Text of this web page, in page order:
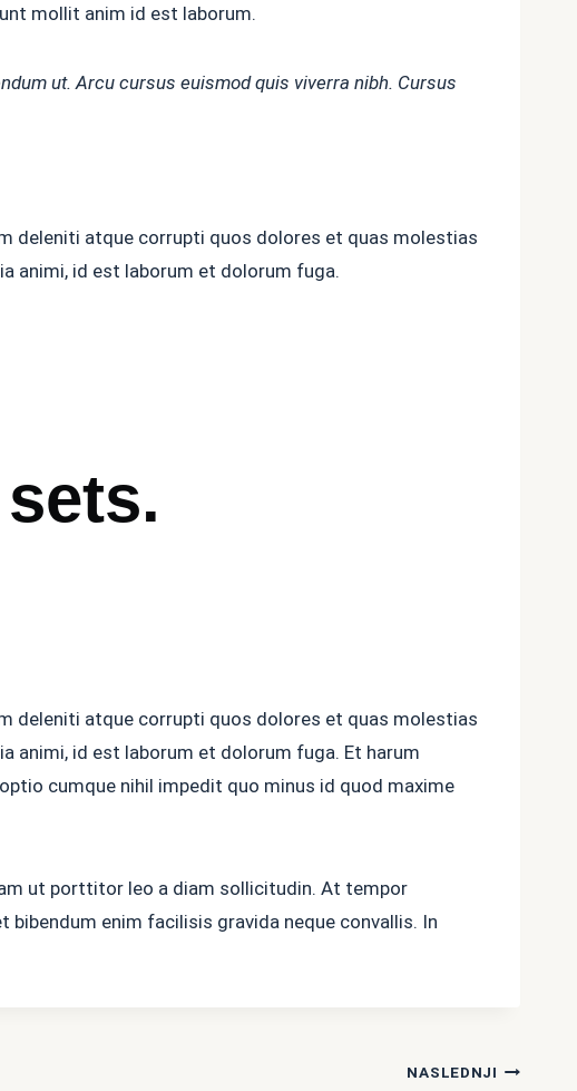
mollit anim id est laborum.
ut. Arcu cursus euismod quis viverra nibh. Cursus
deleniti atque corrupti quos dolores et quas molestias
animi, id est laborum et dolorum fuga.
.
deleniti atque corrupti quos dolores et quas molestias
animi, id est laborum et dolorum fuga. Et harum
cumque nihil impedit quo minus id quod maxime
ut porttitor leo a diam sollicitudin. At tempor
enim facilisis gravida neque convallis. In
NASLEDNJI